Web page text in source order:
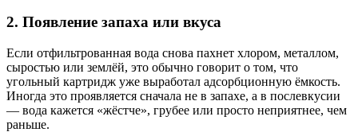
2. Появление запаха или вкуса
Если отфильтрованная вода снова пахнет хлором, металлом,
сыростью или землёй, это обычно говорит о том, что
угольный картридж уже выработал адсорбционную ёмкость.
Иногда это проявляется сначала не в запахе, а в послевкусии
— вода кажется «жёстче», грубее или просто неприятнее, чем
раньше.